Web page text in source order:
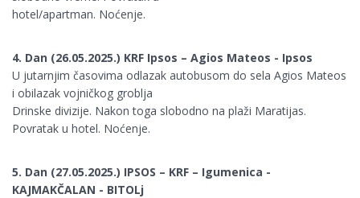
hotel/apartman. Noćenje.
4. Dan (26.05.2025.) KRF Ipsos – Agios Mateos - Ipsos
U jutarnjim časovima odlazak autobusom do sela Agios Mateos
i obilazak vojničkog groblja
Drinske divizije. Nakon toga slobodno na plaži Maratijas.
Povratak u hotel. Noćenje.
5. Dan (27.05.2025.) IPSOS – KRF – Igumenica -
KAJMAKČALAN - BITOLj